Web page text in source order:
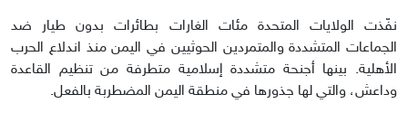
نفّذت الولايات المتحدة مئات الغارات بطائرات بدون طيار ضد
الجماعات المتشددة والمتمردين الحوثيين في اليمن منذ اندلاع الحرب
الأهلية. بينها أجنحة متشددة إسلامية متطرفة من تنظيم القاعدة
وداعش، والتي لها جذورها في منطقة اليمن المضطربة بالفعل.